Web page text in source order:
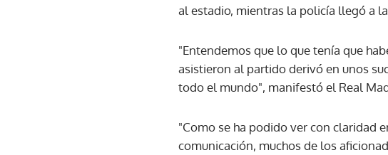
al estadio, mientras la policía llegó a
"Entendemos que lo que tenía que
asistieron al partido derivó en unos
todo el mundo", manifestó el Real
"Como se ha podido ver con claridad
comunicación, muchos de los